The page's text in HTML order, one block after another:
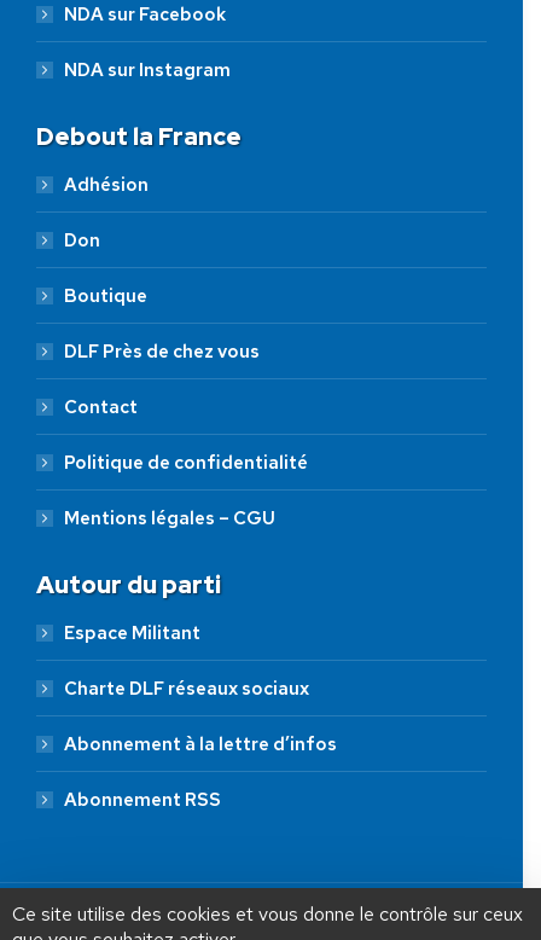
NDA sur Facebook
NDA sur Instagram
Debout la France
Adhésion
Don
Boutique
DLF Près de chez vous
Contact
Politique de confidentialité
Mentions légales – CGU
Autour du parti
Espace Militant
Charte DLF réseaux sociaux
Abonnement à la lettre d’infos
Abonnement RSS
JE FAIS UN DON À DLF
Ce site utilise des cookies et vous donne le contrôle sur ceux